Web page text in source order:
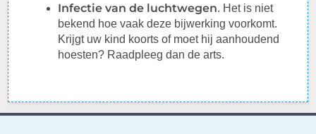
Infectie van de luchtwegen. Het is niet
bekend hoe vaak deze bijwerking voorkomt.
Krijgt uw kind koorts of moet hij aanhoudend
hoesten? Raadpleeg dan de arts.